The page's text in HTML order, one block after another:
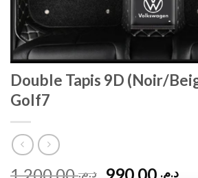
Double Tapis 9D (Noir/
Golf7
د.م. د.م.